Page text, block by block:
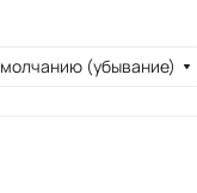
(убывание)